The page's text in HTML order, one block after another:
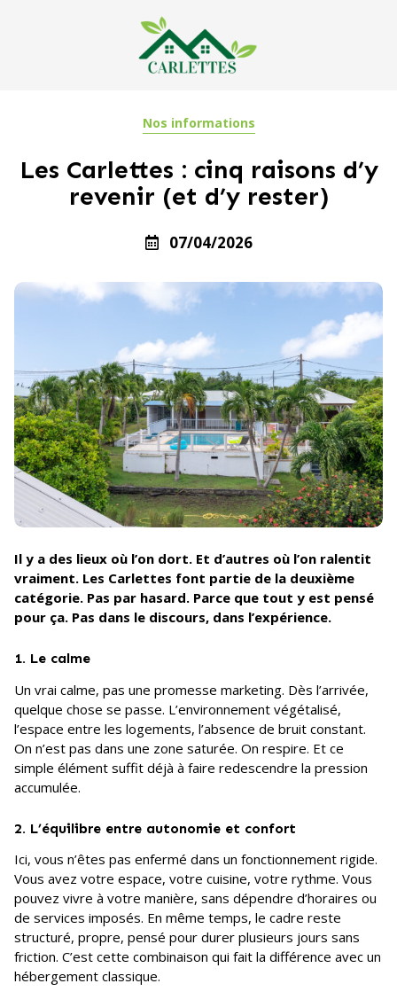
Nos informations
Les Carlettes : cinq raisons d’y
revenir (et d’y rester)
07/04/2026
Il y a des lieux où l’on dort. Et d’autres où l’on ralentit
vraiment. Les Carlettes font partie de la deuxième
catégorie. Pas par hasard. Parce que tout y est pensé
pour ça. Pas dans le discours, dans l’expérience.
1. Le calme
Un vrai calme, pas une promesse marketing. Dès l’arrivée,
quelque chose se passe. L’environnement végétalisé,
l’espace entre les logements, l’absence de bruit constant.
On n’est pas dans une zone saturée. On respire. Et ce
simple élément suffit déjà à faire redescendre la pression
accumulée.
2. L’équilibre entre autonomie et confort
Ici, vous n’êtes pas enfermé dans un fonctionnement rigide.
Vous avez votre espace, votre cuisine, votre rythme. Vous
pouvez vivre à votre manière, sans dépendre d’horaires ou
de services imposés. En même temps, le cadre reste
structuré, propre, pensé pour durer plusieurs jours sans
friction. C’est cette combinaison qui fait la différence avec un
hébergement classique.